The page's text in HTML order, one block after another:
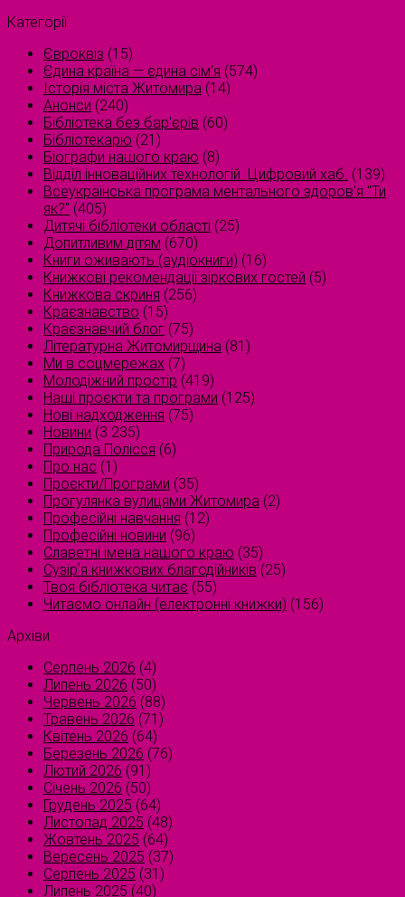
Категорії
Євроквіз (15)
Єдина країна — єдина сім’я (574)
Історія міста Житомира (14)
Анонси (240)
Бібліотека без бар'єрів (60)
Бібліотекарю (21)
Біографи нашого краю (8)
Відділ інноваційних технологій. Цифровий хаб. (139)
Всеукраїнська програма ментального здоров'я "Ти
як?" (405)
Дитячі бібліотеки області (25)
Допитливим дітям (670)
Книги оживають (аудіокниги) (16)
Книжкові рекомендації зіркових гостей (5)
Книжкова скриня (256)
Краєзнавство (15)
Краєзнавчий блог (75)
Літературна Житомирщина (81)
Ми в соцмережах (7)
Молодіжний простір (419)
Наші проєкти та програми (125)
Нові надходження (75)
Новини (3 235)
Природа Полісся (6)
Про нас (1)
Проєкти/Програми (35)
Прогулянка вулицями Житомира (2)
Професійні навчання (12)
Професійні новини (96)
Славетні імена нашого краю (35)
Сузірʼя книжкових благодійників (25)
Твоя бібліотека читає (55)
Читаємо онлайн (електронні книжки) (156)
Архіви
Серпень 2026 (4)
Липень 2026 (50)
Червень 2026 (88)
Травень 2026 (71)
Квітень 2026 (64)
Березень 2026 (76)
Лютий 2026 (91)
Січень 2026 (50)
Грудень 2025 (64)
Листопад 2025 (48)
Жовтень 2025 (64)
Вересень 2025 (37)
Серпень 2025 (31)
Липень 2025 (40)